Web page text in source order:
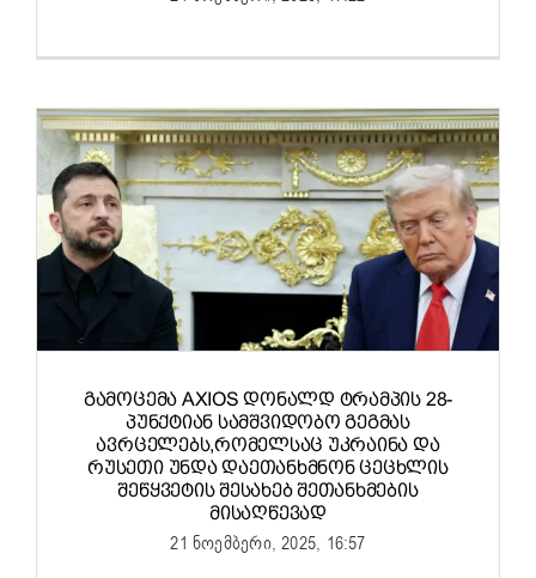
ᲒᲐᲛᲝᲪᲔᲛᲐ AXIOS ᲓᲝᲜᲐᲚᲓ ᲢᲠᲐᲛᲞᲘᲡ 28-
ᲞᲣᲜᲥᲢᲘᲐᲜ ᲡᲐᲛᲨᲕᲘᲓᲝᲑᲝ ᲒᲔᲒᲛᲐᲡ
ᲐᲕᲠᲪᲔᲚᲔᲑᲡ,ᲠᲝᲛᲔᲚᲡᲐᲪ ᲣᲙᲠᲐᲘᲜᲐ ᲓᲐ
ᲠᲣᲡᲔᲗᲘ ᲣᲜᲓᲐ ᲓᲐᲔᲗᲐᲜᲮᲛᲜᲝᲜ ᲪᲔᲪᲮᲚᲘᲡ
ᲨᲔᲬᲧᲕᲔᲢᲘᲡ ᲨᲔᲡᲐᲮᲔᲑ ᲨᲔᲗᲐᲜᲮᲛᲔᲑᲘᲡ
ᲛᲘᲡᲐᲦᲬᲔᲕᲐᲓ
21 ნოემბერი, 2025, 16:57